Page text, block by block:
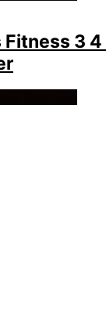
Fitness 3